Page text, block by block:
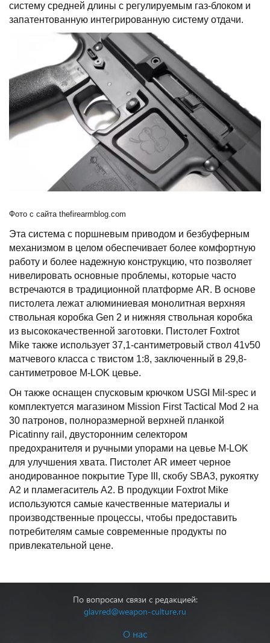
систему средней длины с регулируемым газ-блоком и
запатентованную интегрированную систему отдачи.
Фото с сайта thefirearmblog.com
Эта система с поршневым приводом и безбуферным
механизмом в целом обеспечивает более комфортную
работу и более надежную конструкцию, что позволяет
нивелировать основные проблемы, которые часто
встречаются в традиционной платформе AR. В основе
пистолета лежат алюминиевая монолитная верхняя
ствольная коробка Gen 2 и нижняя ствольная коробка
из высококачественной заготовки. Пистолет Foxtrot
Mike также использует 37,1-сантиметровый ствол 41v50
матчевого класса с твистом 1:8, заключенный в 29,8-
сантиметровое M-LOK цевье.
Он также оснащен спусковым крючком USGI Mil-spec и
комплектуется магазином Mission First Tactical Mod 2 на
30 патронов, полноразмерной верхней планкой
Picatinny rail, двусторонним селектором
предохранителя и ручными упорами на цевье M-LOK
для улучшения хвата. Пистолет AR имеет черное
анодированное покрытие Type III, скобу SBA3, рукоятку
A2 и пламегаситель A2. В продукции Foxtrot Mike
используются самые качественные материалы и
производственные процессы, чтобы предоставить
потребителям самые современные продукты по
привлекательной цене.
По вопросам связи с редакцией:
glavred@weapon-culture.ru
О нас